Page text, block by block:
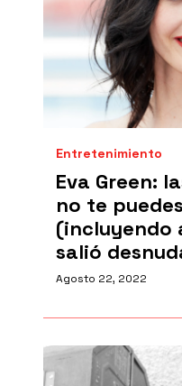
Entretenimiento
Eva Green:
no te
(incluyendo
salió
Agosto 22, 2022